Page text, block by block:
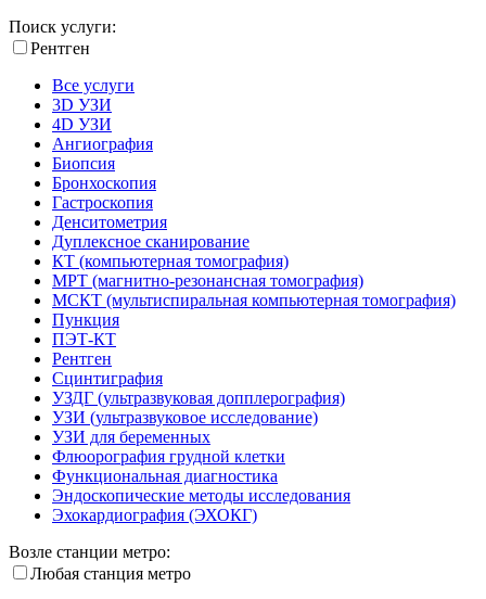
Поиск услуги:
Рентген
Все услуги
3D УЗИ
4D УЗИ
Ангиография
Биопсия
Бронхоскопия
Гастроскопия
Денситометрия
Дуплексное сканирование
КТ (компьютерная томография)
МРТ (магнитно-резонансная томография)
МСКТ (мультиспиральная компьютерная томография)
Пункция
ПЭТ-КТ
Рентген
Сцинтиграфия
УЗДГ (ультразвуковая допплерография)
УЗИ (ультразвуковое исследование)
УЗИ для беременных
Флюорография грудной клетки
Функциональная диагностика
Эндоскопические методы исследования
Эхокардиография (ЭХОКГ)
Возле станции метро:
Любая станция метро